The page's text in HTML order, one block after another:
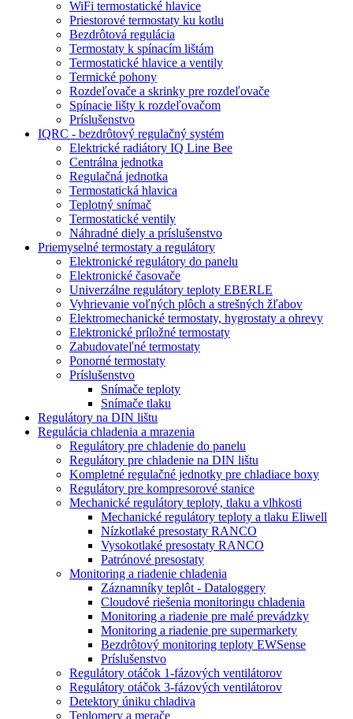
WiFi termostatické hlavice
Priestorové termostaty ku kotlu
Bezdrôtová regulácia
Termostaty k spínacím lištám
Termostatické hlavice a ventily
Termické pohony
Rozdeľovače a skrinky pre rozdeľovače
Spínacie lišty k rozdeľovačom
Príslušenstvo
IQRC - bezdrôtový regulačný systém
Elektrické radiátory IQ Line Bee
Centrálna jednotka
Regulačná jednotka
Termostatická hlavica
Teplotný snímač
Termostatické ventily
Náhradné diely a príslušenstvo
Priemyselné termostaty a regulátory
Elektronické regulátory do panelu
Elektronické časovače
Univerzálne regulátory teploty EBERLE
Vyhrievanie voľných plôch a strešných žľabov
Elektromechanické termostaty, hygrostaty a ohrevy
Elektronické príložné termostaty
Zabudovateľné termostaty
Ponorné termostaty
Príslušenstvo
Snímače teploty
Snímače tlaku
Regulátory na DIN lištu
Regulácia chladenia a mrazenia
Regulátory pre chladenie do panelu
Regulátory pre chladenie na DIN lištu
Kompletné regulačné jednotky pre chladiace boxy
Regulátory pre kompresorové stanice
Mechanické regulátory teploty, tlaku a vlhkosti
Mechanické regulátory teploty a tlaku Eliwell
Nízkotlaké presostaty RANCO
Vysokotlaké presostaty RANCO
Patrónové presostaty
Monitoring a riadenie chladenia
Záznamníky teplôt - Dataloggery
Cloudové riešenia monitoringu chladenia
Monitoring a riadenie pre malé prevádzky
Monitoring a riadenie pre supermarkety
Bezdrôtový monitoring teploty EWSense
Príslušenstvo
Regulátory otáčok 1-fázových ventilátorov
Regulátory otáčok 3-fázových ventilátorov
Detektory úniku chladiva
Teplomery a merače